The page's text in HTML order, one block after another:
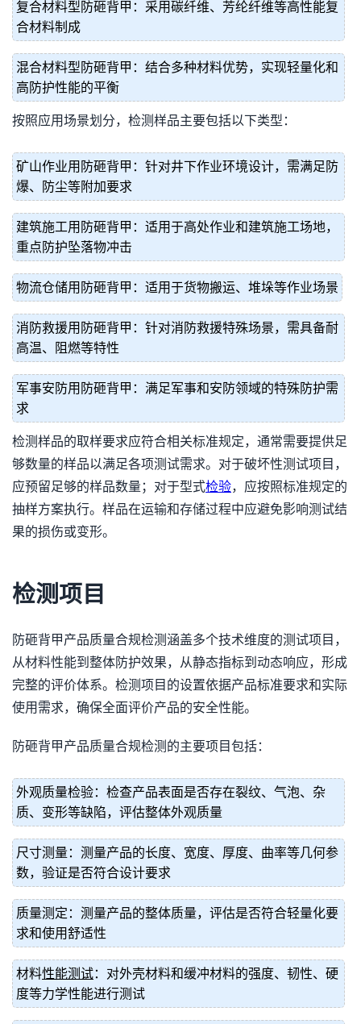
复合材料型防砸背甲：采用碳纤维、芳纶纤维等高性能复
合材料制成
混合材料型防砸背甲：结合多种材料优势，实现轻量化和
高防护性能的平衡
按照应用场景划分，检测样品主要包括以下类型：
矿山作业用防砸背甲：针对井下作业环境设计，需满足防
爆、防尘等附加要求
建筑施工用防砸背甲：适用于高处作业和建筑施工场地，
重点防护坠落物冲击
物流仓储用防砸背甲：适用于货物搬运、堆垛等作业场景
消防救援用防砸背甲：针对消防救援特殊场景，需具备耐
高温、阻燃等特性
军事安防用防砸背甲：满足军事和安防领域的特殊防护需
求
检测样品的取样要求应符合相关标准规定，通常需要提供足
够数量的样品以满足各项测试需求。对于破坏性测试项目，
应预留足够的样品数量；对于型式检验，应按照标准规定的
抽样方案执行。样品在运输和存储过程中应避免影响测试结
果的损伤或变形。
检测项目
防砸背甲产品质量合规检测涵盖多个技术维度的测试项目，
从材料性能到整体防护效果，从静态指标到动态响应，形成
完整的评价体系。检测项目的设置依据产品标准要求和实际
使用需求，确保全面评价产品的安全性能。
防砸背甲产品质量合规检测的主要项目包括：
外观质量检验：检查产品表面是否存在裂纹、气泡、杂
质、变形等缺陷，评估整体外观质量
尺寸测量：测量产品的长度、宽度、厚度、曲率等几何参
数，验证是否符合设计要求
质量测定：测量产品的整体质量，评估是否符合轻量化要
求和使用舒适性
材料性能测试：对外壳材料和缓冲材料的强度、韧性、硬
度等力学性能进行测试